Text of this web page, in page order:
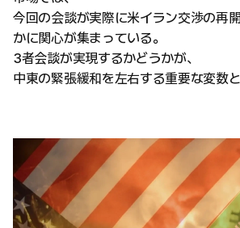
今回の会談が実際に米イラン交渉の再
かに関心が集まっている。
3者会談が実現するかどうかが、
中東の緊張緩和を左右する重要な変数と